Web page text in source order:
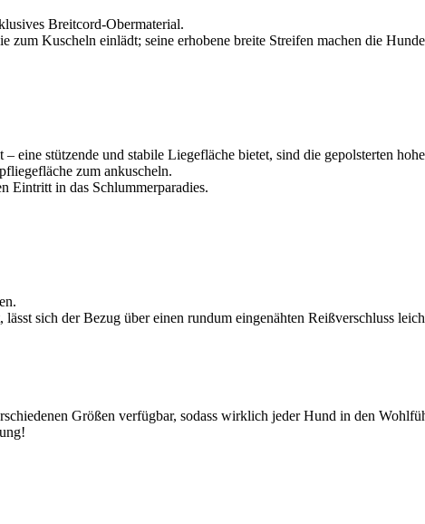
Breitcord-Obermaterial.
zum Kuscheln einlädt; seine erhobene breite Streifen machen die
eine stützende und stabile Liegefläche bietet, sind die gepolsterten
zum ankuscheln.
Eintritt in das Schlummerparadies.
sich der Bezug über einen rundum eingenähten Reißverschluss
Größen verfügbar, sodass wirklich jeder Hund in den